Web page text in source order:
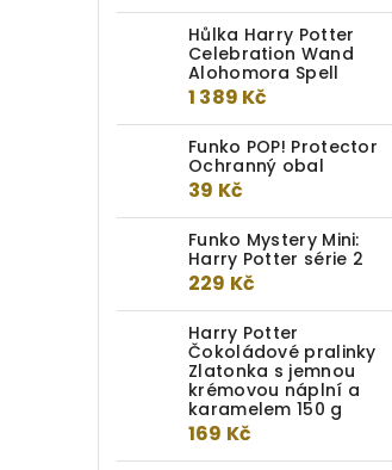
Hůlka Harry Potter
Celebration Wand
Alohomora Spell
1 389 Kč
Funko POP! Protector
Ochranný obal
39 Kč
Funko Mystery Mini:
Harry Potter série 2
229 Kč
Harry Potter
Čokoládové pralinky
Zlatonka s jemnou
krémovou náplní a
karamelem 150 g
169 Kč
kouzel
149 Kč
Do kotlíku
Originální přáníčko (12,5 x 17,2
cm) s obálkou učebnice Dějiny čar
a kouzel z...